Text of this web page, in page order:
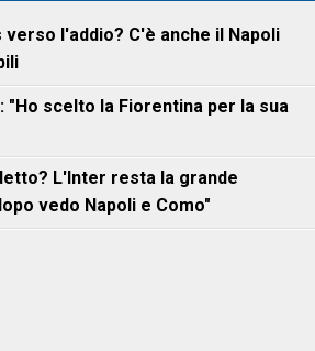
verso l'addio? C'è anche il Napoli
"Ho scelto la Fiorentina per la sua
L'Inter resta la grande
vedo Napoli e Como"